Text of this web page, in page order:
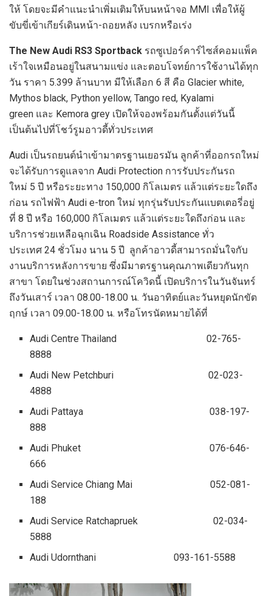
ให้ โดยจะมีคำแนะนำเพิ่มเติมให้บนหน้าจอ MMI เพื่อให้ผู้
ขับขี่เข้าเกียร์เดินหน้า-ถอยหลัง เบรกหรือเร่ง
The New Audi RS3 Sportback รถซูเปอร์คาร์ไซส์คอมแพ็ค
เร้าใจเหมือนอยู่ในสนามแข่ง และตอบโจทย์การใช้งานได้ทุก
วัน ราคา 5.399 ล้านบาท มีให้เลือก 6 สี คือ Glacier white,
Mythos black, Python yellow, Tango red, Kyalami
green และ Kemora grey เปิดให้จองพร้อมกันตั้งแต่วันนี้
เป็นต้นไปที่โชว์รูมอาวดี้ทั่วประเทศ
Audi เป็นรถยนต์นำเข้ามาตรฐานเยอรมัน ลูกค้าที่ออกรถใหม่
จะได้รับการดูแลจาก Audi Protection การรับประกันรถ
ใหม่ 5 ปี หรือระยะทาง 150,000 กิโลเมตร แล้วแต่ระยะใดถึง
ก่อน รถไฟฟ้า Audi e-tron ใหม่ ทุกรุ่นรับประกันแบตเตอรี่อยู่
ที่ 8 ปี หรือ 160,000 กิโลเมตร แล้วแต่ระยะใดถึงก่อน และ
บริการช่วยเหลือฉุกเฉิน Roadside Assistance ทั่ว
ประเทศ 24 ชั่วโมง นาน 5 ปี ลูกค้าอาวดี้สามารถมั่นใจกับ
งานบริการหลังการขาย ซึ่งมีมาตรฐานคุณภาพเดียวกันทุก
สาขา โดยในช่วงสถานการณ์โควิดนี้ เปิดบริการในวันจันทร์
ถึงวันเสาร์ เวลา 08.00-18.00 น. วันอาทิตย์และวันหยุดนักขัต
ฤกษ์ เวลา 09.00-18.00 น. หรือโทรนัดหมายได้ที่
Audi Centre Thailand 02-765-
8888
Audi New Petchburi 02-023-
4888
Audi Pattaya 038-197-
888
Audi Phuket 076-646-
666
Audi Service Chiang Mai 052-081-
188
Audi Service Ratchapruek 02-034-
5888
Audi Udornthani 093-161-5588